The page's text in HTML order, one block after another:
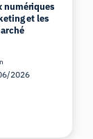
numériques
et les
2026